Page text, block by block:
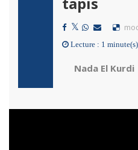
Lecture : 1 minute(s)
Nada El Kurdi